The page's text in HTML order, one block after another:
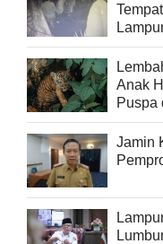
Pukul
Anak
Puspa
Jamin